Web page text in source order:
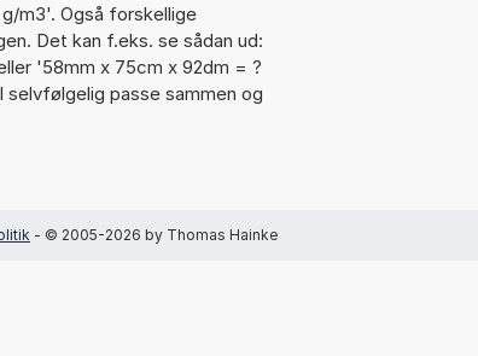
m3'. Også forskellige
Det kan f.eks. se sådan ud:
'58mm x 75cm x 92dm = ?
selvfølgelig passe sammen og
- © 2005-2026 by Thomas Hainke